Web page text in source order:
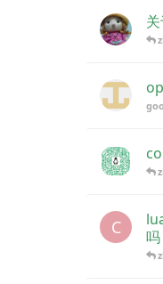
C